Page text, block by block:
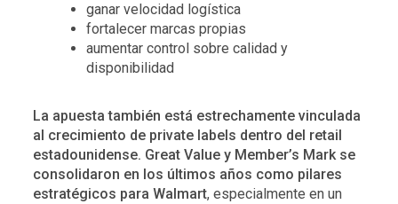
ganar velocidad logística
fortalecer marcas propias
aumentar control sobre calidad y
disponibilidad
La apuesta también está estrechamente vinculada
al crecimiento de private labels dentro del retail
estadounidense. Great Value y Member’s Mark se
consolidaron en los últimos años como pilares
estratégicos para Walmart, especialmente en un